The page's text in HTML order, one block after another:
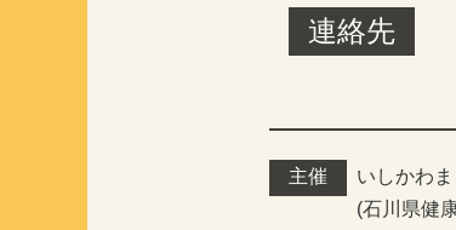
連絡先
主催
いしかわ
(石川県健